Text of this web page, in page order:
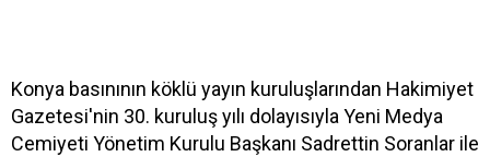
Konya basınının köklü yayın kuruluşlarından Hakimiyet
Gazetesi'nin 30. kuruluş yılı dolayısıyla Yeni Medya
Cemiyeti Yönetim Kurulu Başkanı Sadrettin Soranlar ile